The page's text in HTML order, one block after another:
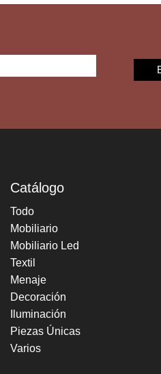
Catálogo
Todo
Mobiliario
Mobiliario Led
Textil
Menaje
Decoración
Iluminación
Piezas Únicas
Varios